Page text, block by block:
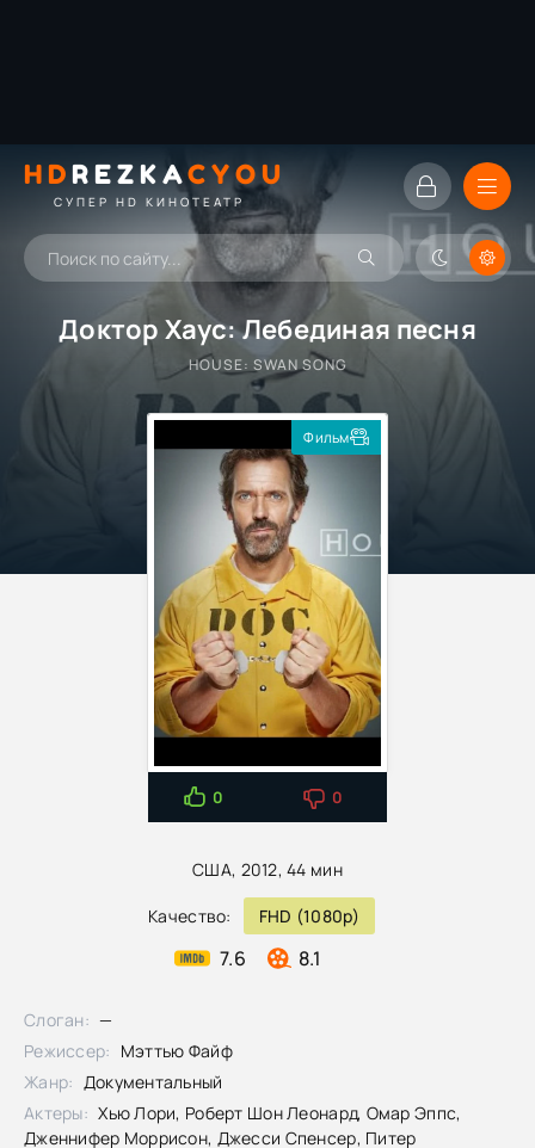
HDREZKACYOU
СУПЕР HD КИНОТЕАТР
Доктор Хаус: Лебединая песня
HOUSE: SWAN SONG
США, 2012, 44 мин
Качество: FHD (1080p)
7.6 8.1
Фильм
0 0
Слоган: —
Режиссер: Мэттью Файф
Жанр: Документальный
Актеры: Хью Лори, Роберт Шон Леонард, Омар Эппс,
Дженнифер Моррисон, Джесси Спенсер, Питер